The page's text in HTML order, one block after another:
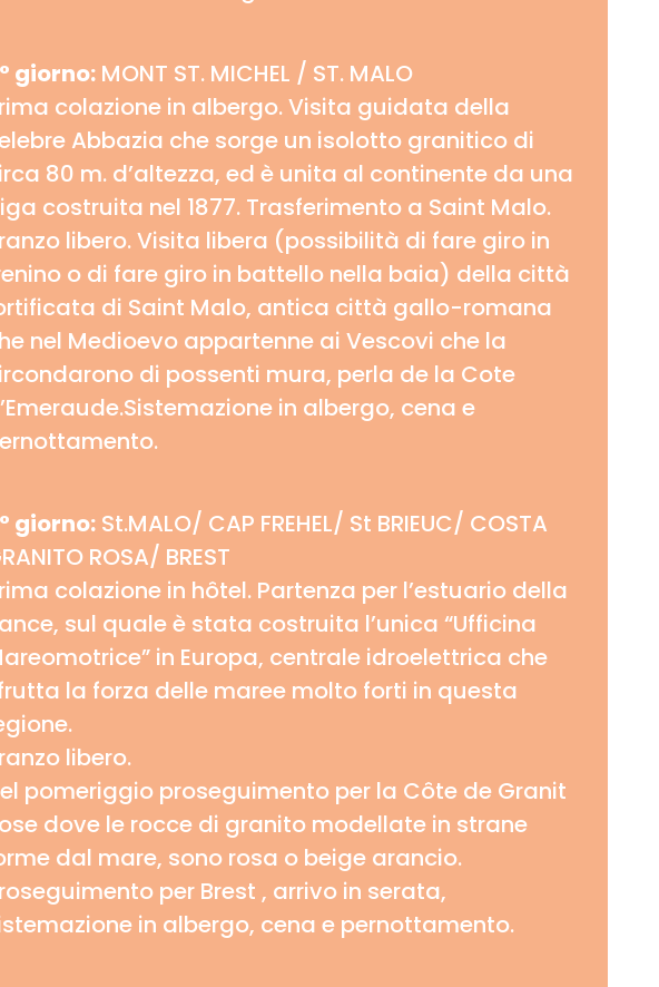
giorno: MONT ST. MICHEL / ST. MALO
colazione in albergo. Visita guidata della
Abbazia che sorge un isolotto granitico di
80 m. d’altezza, ed è unita al continente da una
costruita nel 1877. Trasferimento a Saint Malo.
libero. Visita libera (possibilità di fare giro in
o di fare giro in battello nella baia) della città
di Saint Malo, antica città gallo-romana
nel Medioevo appartenne ai Vescovi che la
di possenti mura, perla de la Cote
in albergo, cena e
giorno: St.MALO/ CAP FREHEL/ St BRIEUC/ COSTA
ROSA/ BREST
colazione in hôtel. Partenza per l’estuario della
sul quale è stata costruita l’unica “Ufficina
in Europa, centrale idroelettrica che
la forza delle maree molto forti in questa
libero.
pomeriggio proseguimento per la Côte de Granit
dove le rocce di granito modellate in strane
dal mare, sono rosa o beige arancio.
per Brest , arrivo in serata,
in albergo, cena e pernottamento.